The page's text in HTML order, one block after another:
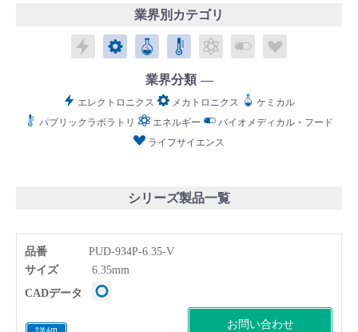
Language： 日本語／ English
業界別カテゴリ
エレクトロニクス
メカトロニクス
ケミカルパブリックラボラトリ
エネルギーバイオメディカ
業界分類
エレクトロニクス メカトロニクス
ケミカル
パブリックラボラトリ
エネルギー
バイオメディカル・フード
ライフサイエンス
シリーズ製品一覧
品番 PUD-934P-6.35-V
サイズ 6.35mm
お問い合わせ
CADデータ